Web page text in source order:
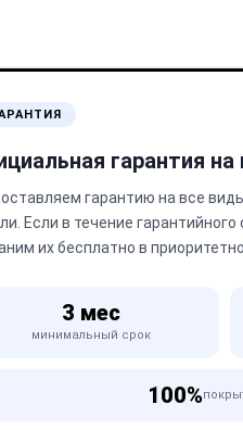
гарантия
гарантию на все
Если в течение
их бесплатно в
3 мес
минимальный срок
100%